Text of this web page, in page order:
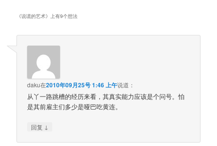
《说谎的艺术》上有9个想法
daku在2010年09月25号 1:46 上午说道：
从丫一路跳槽的经历来看，其真实能力应该是个问号。怕
是其前雇主们多少是哑巴吃黄连。
回复 ↓